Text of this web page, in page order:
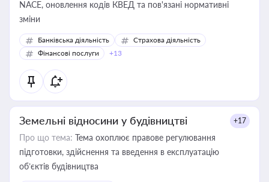
NACE, оновлення кодів КВЕД та пов'язані нормативні
зміни
Банківська діяльність
Страхова діяльність
Фінансові послуги
+13
Земельні відносини у будівництві +17
Про що тема: Тема охоплює правове регулювання
підготовки, здійснення та введення в експлуатацію
об’єктів будівництва